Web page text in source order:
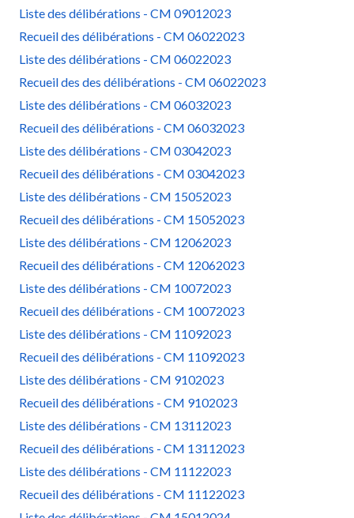
Liste des délibérations - CM 09012023
Recueil des délibérations - CM 06022023
Liste des délibérations - CM 06022023
Recueil des des délibérations - CM 06022023
Liste des délibérations - CM 06032023
Recueil des délibérations - CM 06032023
Liste des délibérations - CM 03042023
Recueil des délibérations - CM 03042023
Liste des délibérations - CM 15052023
Recueil des délibérations - CM 15052023
Liste des délibérations - CM 12062023
Recueil des délibérations - CM 12062023
Liste des délibérations - CM 10072023
Recueil des délibérations - CM 10072023
Liste des délibérations - CM 11092023
Recueil des délibérations - CM 11092023
Liste des délibérations - CM 9102023
Recueil des délibérations - CM 9102023
Liste des délibérations - CM 13112023
Recueil des délibérations - CM 13112023
Liste des délibérations - CM 11122023
Recueil des délibérations - CM 11122023